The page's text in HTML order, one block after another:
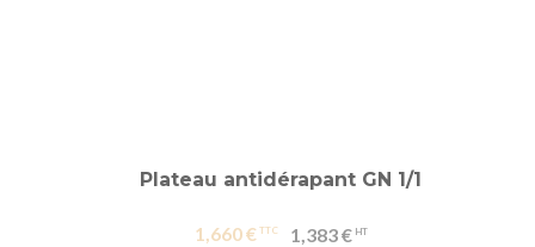
Plateau antidérapant GN 1/1
1,660 € 1,383 €